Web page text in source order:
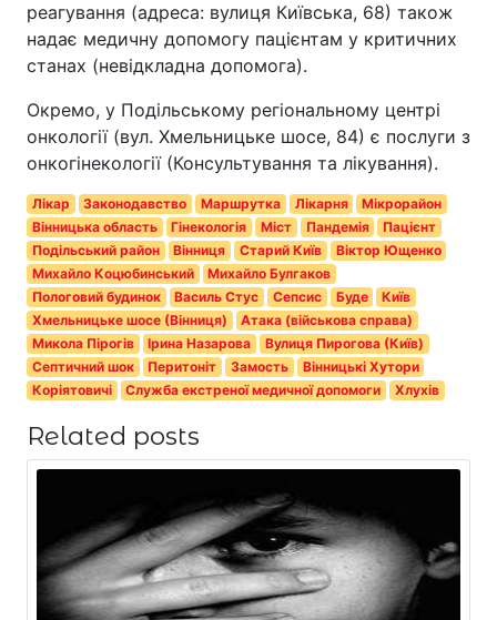
реагування (адреса: вулиця Київська, 68) також
надає медичну допомогу пацієнтам у критичних
станах (невідкладна допомога).
Окремо, у Подільському регіональному центрі
онкології (вул. Хмельницьке шосе, 84) є послуги з
онкогінекології (Консультування та лікування).
Лікар Законодавство Маршрутка Лікарня
Мікрорайон
Вінницька область
Гінекологія Міст Пандемія
Пацієнт
Подільський район
Вінниця Старий Київ
Віктор Ющенко
Михайло Коцюбинський
Михайло Булгаков
Пологовий будинок
Василь Стус Сепсис Буде
Київ
Хмельницьке шосе (Вінниця)
Атака (військова справа)
Микола Пірогів
Ірина Назарова
Вулиця Пирогова (Київ)
Септичний шок
Перитоніт Замость
Вінницькі Хутори
Коріятовичі
Служба екстреної медичної допомоги Хлухів
Related posts